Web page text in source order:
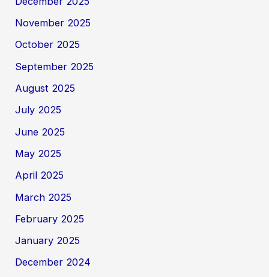
November 2025
October 2025
September 2025
August 2025
July 2025
June 2025
May 2025
April 2025
March 2025
February 2025
January 2025
December 2024